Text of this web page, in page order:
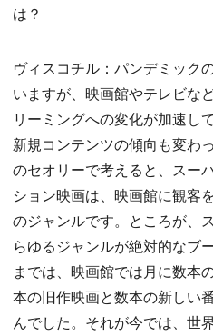
は？
ヴィスコチル：パンデミック
いますが、映画館やテレビな
リーミングへの変化が加速し
新規コンテンツの傾向も変わ
のセオリーで考えると、スー
ション映画は、映画館に観客
のジャンルです。ところが、
らゆるジャンルが絶対的なブ
までは、映画館では月に数本
本の旧作映画と数本の新しい
んでした。それが今では、世